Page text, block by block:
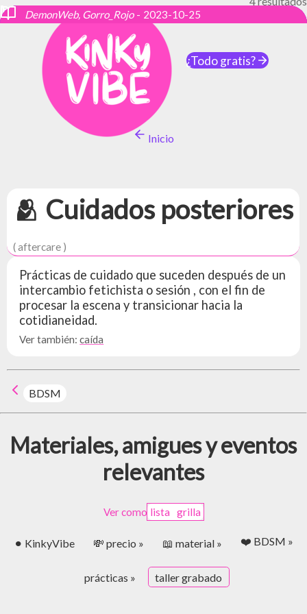
¿Todo gratis?
Inicio
🫂 Cuidados posteriores
( aftercare )
Prácticas de cuidado que suceden después de un
intercambio fetichista o sesión , con el fin de
procesar la escena y transicionar hacia la
cotidianeidad.
Ver también:caída
BDSM
Materiales, amigues y eventos
relevantes
Ver como lista grilla
⚫︎ KinkyVibe 💸 precio » 📖 material » ❤️ BDSM »
prácticas » taller grabado
DemonWeb-2024-12-06
DemonWeb-2024-12-06
Power Makes Us Sick, DemonWeb-2024-04-19
DemonWeb, Gorro_Rojo- 2023-10-25